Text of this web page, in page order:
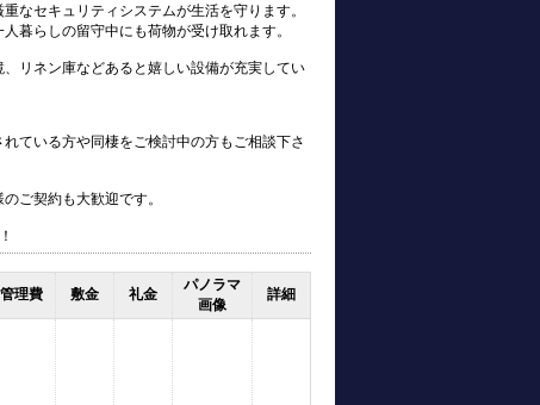
なセキュリティシステムが生活を守ります。
暮らしの留守中にも荷物が受け取れます。
リネン庫などあると嬉しい設備が充実してい
ている方や同棲をご検討中の方もご相談下さ
ご契約も大歓迎です。
管理費 敷金 礼金
パノラマ
画像
詳細